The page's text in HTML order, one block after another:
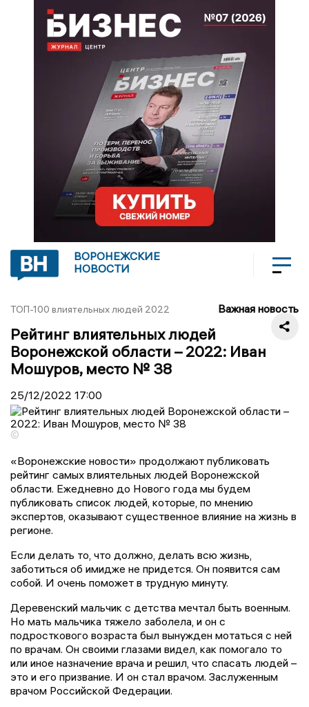
ВОРОНЕЖСКИЕ
НОВОСТИ
ТОП-100 влиятельных людей 2022 Важная новость
Рейтинг влиятельных людей
Воронежской области – 2022: Иван
Мошуров, место № 38
25/12/2022 17:00
©
«Воронежские новости» продолжают публиковать
рейтинг самых влиятельных людей Воронежской
области. Ежедневно до Нового года мы будем
публиковать список людей, которые, по мнению
экспертов, оказывают существенное влияние на жизнь в
регионе.
Если делать то, что должно, делать всю жизнь,
заботиться об имидже не придется. Он появится сам
собой. И очень поможет в трудную минуту.
Деревенский мальчик с детства мечтал быть военным.
Но мать мальчика тяжело заболела, и он с
подросткового возраста был вынужден мотаться с ней
по врачам. Он своими глазами видел, как помогало то
или иное назначение врача и решил, что спасать людей –
это и его призвание. И он стал врачом. Заслуженным
врачом Российской Федерации.